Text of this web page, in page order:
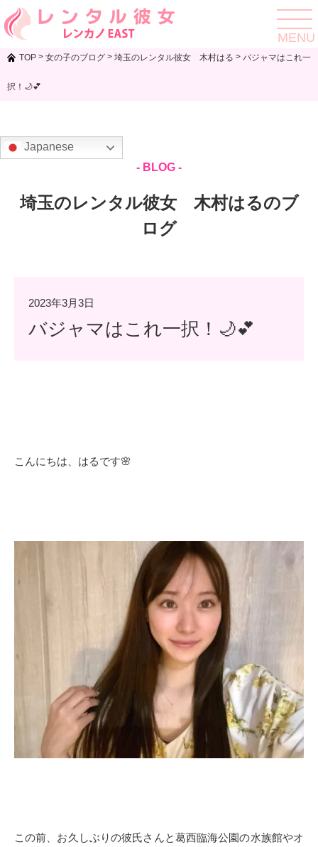
toggle
MENU
TOP > 女の子のブログ > 埼玉のレンタル彼女 木村はる > バジャマはこれ一
択！🌙💕
Japanese
- BLOG -
埼玉のレンタル彼女 木村はるのブ
ログ
2023年3月3日
バジャマはこれ一択！🌙💕
こんにちは、はるです🌸
この前、お久しぶりの彼氏さんと葛西臨海公園の水族館やオ